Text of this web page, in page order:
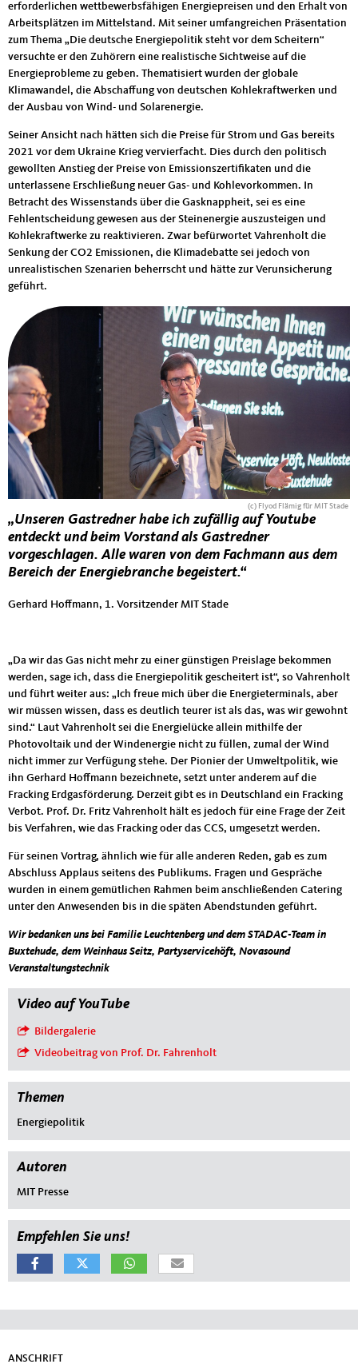
erforderlichen wettbewerbsfähigen Energiepreisen und den Erhalt von
Arbeitsplätzen im Mittelstand. Mit seiner umfangreichen Präsentation
zum Thema „Die deutsche Energiepolitik steht vor dem Scheitern“
versuchte er den Zuhörern eine realistische Sichtweise auf die
Energieprobleme zu geben. Thematisiert wurden der globale
Klimawandel, die Abschaffung von deutschen Kohlekraftwerken und
der Ausbau von Wind- und Solarenergie.
Seiner Ansicht nach hätten sich die Preise für Strom und Gas bereits
2021 vor dem Ukraine Krieg vervierfacht. Dies durch den politisch
gewollten Anstieg der Preise von Emissionszertifikaten und die
unterlassene Erschließung neuer Gas- und Kohlevorkommen. In
Betracht des Wissenstands über die Gasknappheit, sei es eine
Fehlentscheidung gewesen aus der Steinenergie auszusteigen und
Kohlekraftwerke zu reaktivieren. Zwar befürwortet Vahrenholt die
Senkung der CO2 Emissionen, die Klimadebatte sei jedoch von
unrealistischen Szenarien beherrscht und hätte zur Verunsicherung
geführt.
(c) Flyod Flämig für MIT Stade
„Unseren Gastredner habe ich zufällig auf Youtube
entdeckt und beim Vorstand als Gastredner
vorgeschlagen. Alle waren von dem Fachmann aus dem
Bereich der Energiebranche begeistert.“
Gerhard Hoffmann, 1. Vorsitzender MIT Stade
„Da wir das Gas nicht mehr zu einer günstigen Preislage bekommen
werden, sage ich, dass die Energiepolitik gescheitert ist“, so Vahrenholt
und führt weiter aus: „Ich freue mich über die Energieterminals, aber
wir müssen wissen, dass es deutlich teurer ist als das, was wir gewohnt
sind.“ Laut Vahrenholt sei die Energielücke allein mithilfe der
Photovoltaik und der Windenergie nicht zu füllen, zumal der Wind
nicht immer zur Verfügung stehe. Der Pionier der Umweltpolitik, wie
ihn Gerhard Hoffmann bezeichnete, setzt unter anderem auf die
Fracking Erdgasförderung. Derzeit gibt es in Deutschland ein Fracking
Verbot. Prof. Dr. Fritz Vahrenholt hält es jedoch für eine Frage der Zeit
bis Verfahren, wie das Fracking oder das CCS, umgesetzt werden.
Für seinen Vortrag, ähnlich wie für alle anderen Reden, gab es zum
Abschluss Applaus seitens des Publikums. Fragen und Gespräche
wurden in einem gemütlichen Rahmen beim anschließenden Catering
unter den Anwesenden bis in die späten Abendstunden geführt.
Wir bedanken uns bei Familie Leuchtenberg und dem STADAC-Team in
Buxtehude, dem Weinhaus Seitz, Partyservicehöft, Novasound
Veranstaltungstechnik
Video auf YouTube
Bildergalerie
Videobeitrag von Prof. Dr. Fahrenholt
Themen
Energiepolitik
Autoren
MIT Presse
Empfehlen Sie uns!
Fußbereich
ANSCHRIFT